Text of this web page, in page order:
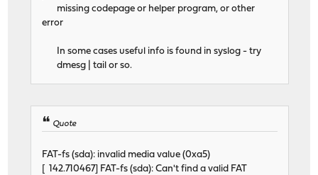
missing codepage or helper program, or other
error
In some cases useful info is found in syslog - try
dmesg | tail or so.
Quote
FAT-fs (sda): invalid media value (0xa5)
[ 142.710467] FAT-fs (sda): Can't find a valid FAT